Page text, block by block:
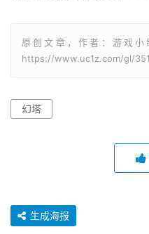
原创文章，作者：游戏小
https://www.uc1z.com/gl/
幻塔
生成海报